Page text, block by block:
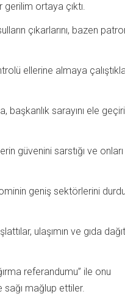
ortaya çıktı.
çıkarlarını, bazen
ellerine almaya
başkanlık sarayını ele
güvenini sarstığı ve onları
geniş sektörlerini
ulaşımın ve gıda
referandumu” ile onu
mağlup ettiler.